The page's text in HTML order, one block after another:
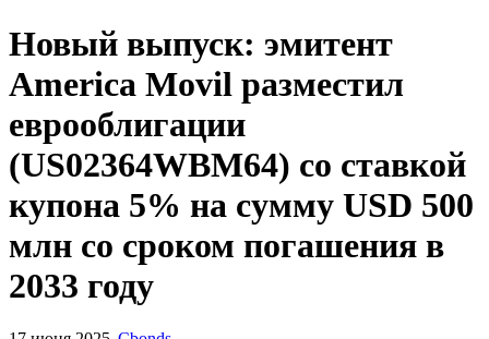
к интересующим данным
Запросить доступ
Новый выпуск: эмитент
America Movil разместил
еврооблигации
(US02364WBM64) со ставкой
купона 5% на сумму USD 500